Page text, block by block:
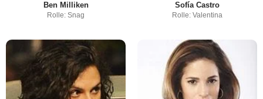
Ben Milliken
Rolle: Snag
Sofía Castro
Rolle: Valentina